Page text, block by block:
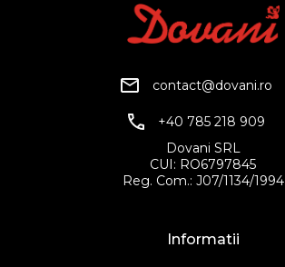
contact@dovani.ro
+40 785 218 909
Dovani SRL
CUI: RO6797845
Reg. Com.: J07/1134/1994
Informatii